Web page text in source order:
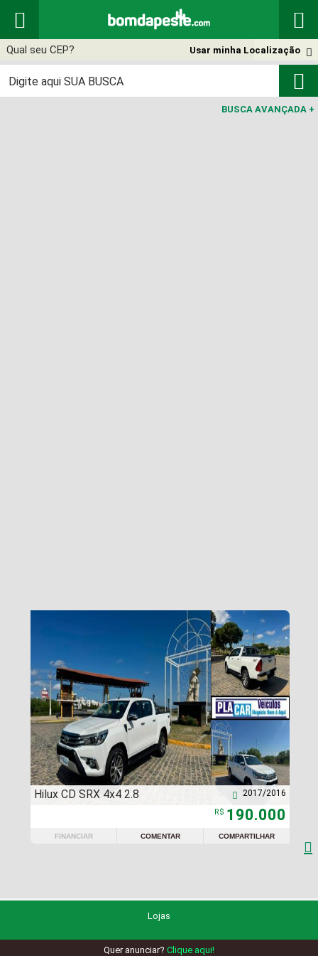
 

Usar minha Localização

BUSCA AVANÇADA +
Hilux CD SRX 4x4 2.8 2017/2016

R$ 190.000
FINANCIAR COMENTAR COMPARTILHAR

Lojas
Quer anunciar? Clique aqui!